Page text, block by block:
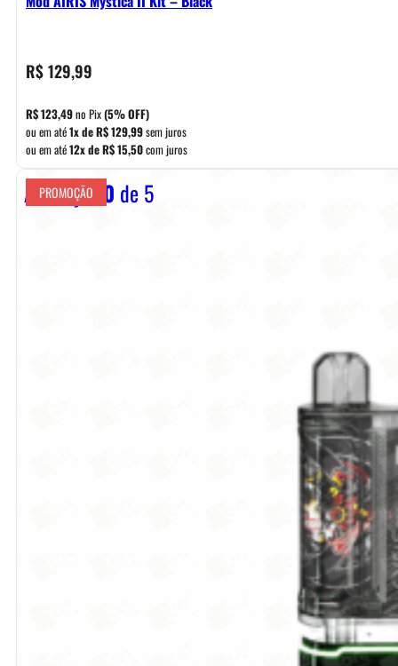
R$129,99
R$123,49no Pix(5% OFF)
ou em até1x deR$129,99sem juros
ou em até12x deR$15,50com juros
Avaliação 0 de 5
PROMOÇÃO